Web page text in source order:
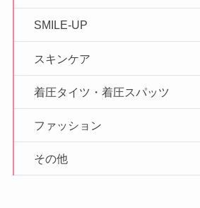
SMILE-UP
スキンケア
着圧タイツ・着圧スパッツ
ファッション
その他